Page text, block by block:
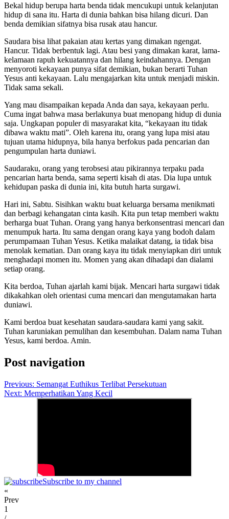
Bekal hidup berupa harta benda tidak mencukupi untuk kelanjutan
hidup di sana itu. Harta di dunia bahkan bisa hilang dicuri. Dan
benda demikian sifatnya bisa rusak atau hancur.
Saudara bisa lihat pakaian atau kertas yang dimakan ngengat.
Hancur. Tidak berbentuk lagi. Atau besi yang dimakan karat, lama-
kelamaan rapuh kekuatannya dan hilang keindahannya. Dengan
menyoroti kekayaan punya sifat demikian, bukan berarti Tuhan
Yesus anti kekayaan. Lalu mengajarkan kita untuk menjadi miskin.
Tidak sama sekali.
Yang mau disampaikan kepada Anda dan saya, kekayaan perlu.
Cuma ingat bahwa masa berlakunya buat menopang hidup di dunia
saja. Ungkapan populer di masyarakat kita, “kekayaan itu tidak
dibawa waktu mati”. Oleh karena itu, orang yang lupa misi atau
tujuan utama hidupnya, bila hanya berfokus pada pencarian dan
pengumpulan harta duniawi.
Saudaraku, orang yang terobsesi atau pikirannya terpaku pada
pencarian harta benda, sama seperti kisah di atas. Dia lupa untuk
kehidupan paska di dunia ini, kita butuh harta surgawi.
Hari ini, Sabtu. Sisihkan waktu buat keluarga bersama menikmati
dan berbagi kehangatan cinta kasih. Kita pun tetap memberi waktu
berharga buat Tuhan. Orang yang hanya berkonsentrasi mencari dan
menumpuk harta. Itu sama dengan orang kaya yang bodoh dalam
perumpamaan Tuhan Yesus. Ketika malaikat datang, ia tidak bisa
menolak kematian. Dan orang kaya itu tidak menyiapkan diri untuk
menghadapi momen itu. Momen yang akan dihadapi dan dialami
setiap orang.
Kita berdoa, Tuhan ajarlah kami bijak. Mencari harta surgawi tidak
dikakahkan oleh orientasi cuma mencari dan mengutamakan harta
duniawi.
Kami berdoa buat kesehatan saudara-saudara kami yang sakit.
Tuhan karuniakan pemulihan dan kesembuhan. Dalam nama Tuhan
Yesus, kami berdoa. Amin.
Post navigation
Previous: Semangat Euthikus Terlibat Persekutuan
Next: Memperhatikan Yang Kecil
Subscribe to my channel
«
Prev
1